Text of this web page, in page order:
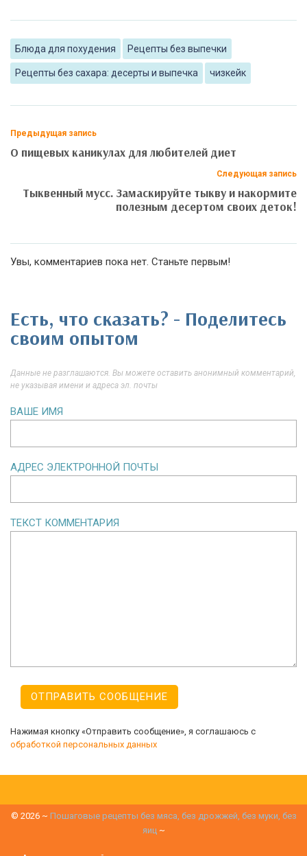
Блюда для похудения Рецепты без выпечки
Рецепты без сахара: десерты и выпечка чизкейк
Предыдущая запись
О пищевых каникулах для любителей диет
Следующая запись
Тыквенный мусс. Замаскируйте тыкву и накормите
полезным десертом своих деток!
Увы, комментариев пока нет. Станьте первым!
Есть, что сказать? - Поделитесь
своим опытом
Данные не разглашаются. Вы можете оставить анонимный комментарий,
не указывая имени и адреса эл. почты
ВАШЕ ИМЯ
АДРЕС ЭЛЕКТРОННОЙ ПОЧТЫ
ТЕКСТ КОММЕНТАРИЯ
Нажимая кнопку «Отправить сообщение», я соглашаюсь с
обработкой персональных данных
© 2026~ Пошаговые рецепты без мяса, без дрожжей, без муки, без
яиц~